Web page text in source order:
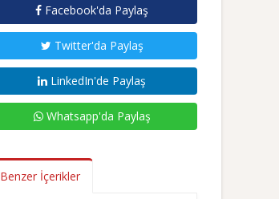
Facebook'da Paylaş
Twitter'da Paylaş
LinkedIn'de Paylaş
Whatsapp'da Paylaş
Benzer İçerikler